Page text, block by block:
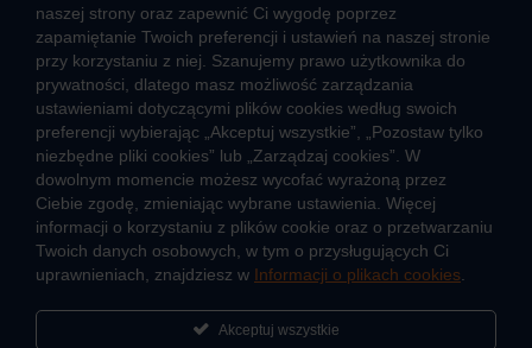
Mapa sieci ciepłowniczej
Co to jest kogeneracja
2026 © Veolia Energia Warszawa S.A.
O firmie
Sportowa akademia Veolia
Fundacja Veolia Polska
Polityka prywatności
Zgłoś nieprawidłowość
Kontakt
naszej strony oraz zapewnić Ci wygodę poprzez
zapamiętanie Twoich preferencji i ustawień na naszej stronie
przy korzystaniu z niej. Szanujemy prawo użytkownika do
prywatności, dlatego masz możliwość zarządzania
ustawieniami dotyczącymi plików cookies według swoich
preferencji wybierając „Akceptuj wszystkie”, „Pozostaw tylko
niezbędne pliki cookies” lub „Zarządzaj cookies”. W
dowolnym momencie możesz wycofać wyrażoną przez
Ciebie zgodę, zmieniając wybrane ustawienia. Więcej
informacji o korzystaniu z plików cookie oraz o przetwarzaniu
Twoich danych osobowych, w tym o przysługujących Ci
uprawnieniach, znajdziesz w Informacji o plikach cookies
Akceptuj wszystkie